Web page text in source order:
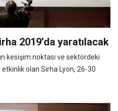
2019’da yaratılacak
kesişim noktası ve sektördeki
olan Sirha Lyon, 26-30